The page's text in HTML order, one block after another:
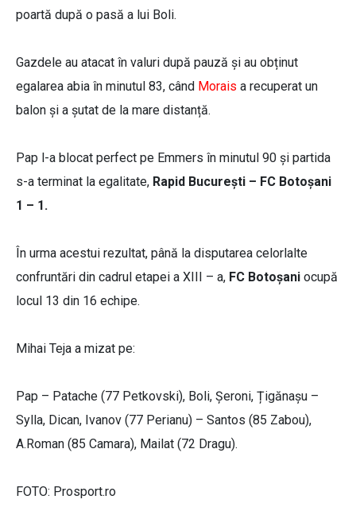
poartă după o pasă a lui Boli.
Gazdele au atacat în valuri după pauză și au obținut
egalarea abia în minutul 83, când Morais a recuperat un
balon și a șutat de la mare distanță.
Pap l-a blocat perfect pe Emmers în minutul 90 și partida
s-a terminat la egalitate, Rapid București – FC Botoșani
1 – 1.
În urma acestui rezultat, până la disputarea celorlalte
confruntări din cadrul etapei a XIII – a, FC Botoșani ocupă
locul 13 din 16 echipe.
Mihai Teja a mizat pe:
Pap – Patache (77 Petkovski), Boli, Șeroni, Țigănașu –
Sylla, Dican, Ivanov (77 Perianu) – Santos (85 Zabou),
A.Roman (85 Camara), Mailat (72 Dragu).
FOTO: Prosport.ro